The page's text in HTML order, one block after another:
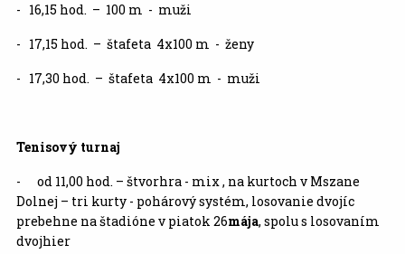
- 16,15 hod. – 100 m - muži
- 17,15 hod. – štafeta 4x100 m - ženy
- 17,30 hod. – štafeta 4x100 m - muži
Tenisový turnaj
- od 11,00 hod. – štvorhra - mix , na kurtoch v Mszane
Dolnej – tri kurty - pohárový systém, losovanie dvojíc
prebehne na štadióne v piatok 26mája, spolu s losovaním
dvojhier